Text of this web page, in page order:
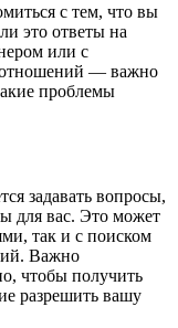
с тем, что вы
это ответы на
или с
— важно
проблемы
задавать вопросы,
для вас. Это может
так и с поиском
Важно
чтобы получить
разрешить вашу